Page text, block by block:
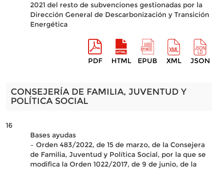
2021 del resto de subvenciones gestionadas por la
Dirección General de Descarbonización y Transición
Energética
PDF HTML EPUB XML JSON
CONSEJERÍA DE FAMILIA, JUVENTUD Y
POLÍTICA SOCIAL
16
Bases ayudas
– Orden 483/2022, de 15 de marzo, de la Consejera
de Familia, Juventud y Política Social, por la que se
modifica la Orden 1022/2017, de 9 de junio, de la